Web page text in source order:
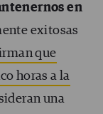
en
exitosas
que
horas a la
una